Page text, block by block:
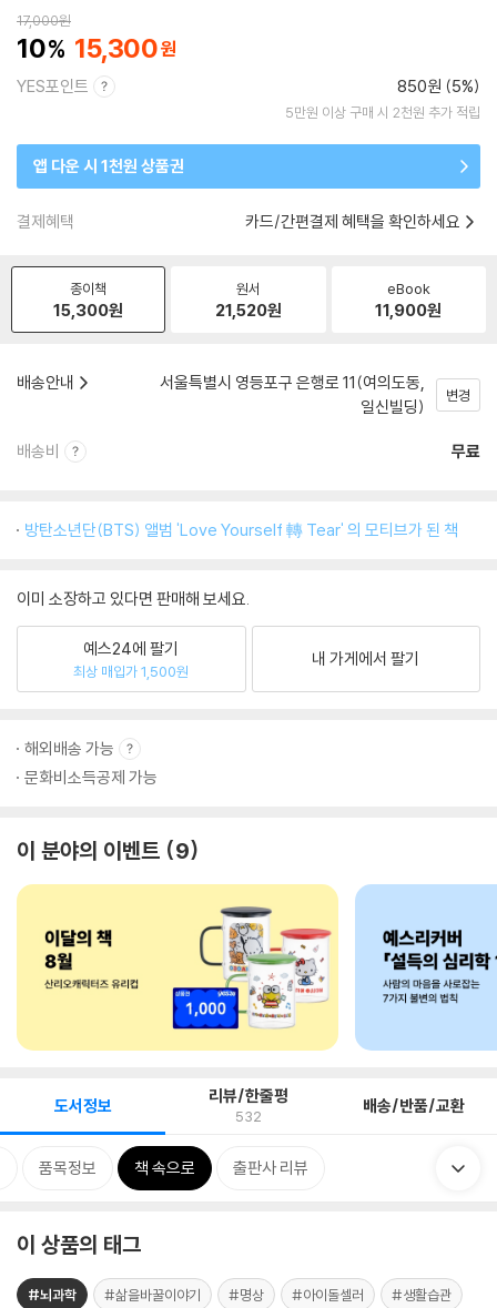
17,000원
10 15,300
YES포인트 850원 (5%)
5만원 이상 구매 시 2천원 추가 적립
앱 다운 시 1천원 상품권
결제혜택 카드/간편결제 혜택을 확인하세요
종이책
15,300원
원서
21,520원
eBook
11,900원
배송안내
서울특별시 영등포구 은행로 11(여의도동,
일신빌딩)
변경
배송비 무료
방탄소년단(BTS) 앨범 'Love Yourself 轉 Tear' 의 모티브가 된 책
이미 소장하고 있다면 판매해 보세요.
예스24에 팔기
최상 매입가 1,500원
내 가게에서 팔기
해외배송 가능
문화비소득공제 가능
이 분야의 이벤트 9
도서정보 리뷰/한줄평
532 배송/반품/교환
품목정보 책 속으로 출판사 리뷰
이 상품의 태그
#뇌과학 #삶을바꿀이야기 #명상 #아이돌셀러 #생활습관